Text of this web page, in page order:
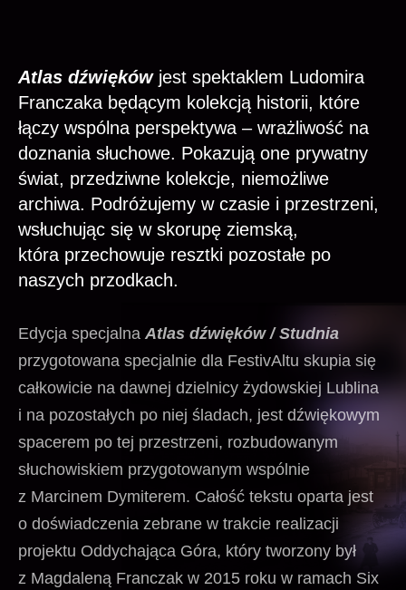
Atlas dźwiękówjest spektaklem Ludomira
Franczaka będącym kolekcją historii, które
łączy wspólna perspektywa – wrażliwość na
doznania słuchowe. Pokazują one prywatny
świat, przedziwne kolekcje, niemożliwe
archiwa. Podróżujemy w czasie i przestrzeni,
wsłuchując się w skorupę ziemską,
która przechowuje resztki pozostałe po
naszych przodkach.
Edycja specjalna Atlas dźwięków / Studnia
przygotowana specjalnie dla FestivAltu skupia się
całkowicie na dawnej dzielnicy żydowskiej Lublina
i na pozostałych po niej śladach, jest dźwiękowym
spacerem po tej przestrzeni, rozbudowanym
słuchowiskiem przygotowanym wspólnie
z Marcinem Dymiterem. Całość tekstu oparta jest
o doświadczenia zebrane w trakcie realizacji
projektu Oddychająca Góra, który tworzony był
z Magdaleną Franczak w 2015 roku w ramach Six